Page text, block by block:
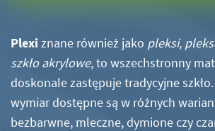
Plexi znane również jako pleksi,
szkło akrylowe, to wszechstronny
doskonale zastępuje tradycyjne
wymiar dostępne są w różnych
bezbarwne, mleczne, dymione czy